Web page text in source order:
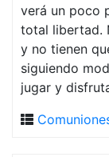
verá un poco
total libertad.
y no tienen
siguiendo
jugar y